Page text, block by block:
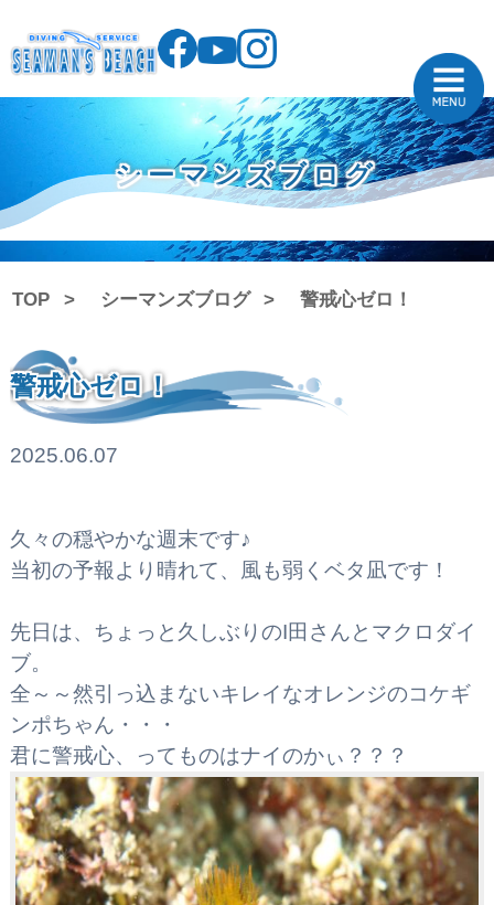
シーマンズブログ
TOP シーマンズブログ 警戒心ゼロ！
警戒心ゼロ！
2025.06.07
久々の穏やかな週末です♪
当初の予報より晴れて、風も弱くベタ凪です！
先日は、ちょっと久しぶりのI田さんとマクロダイ
ブ。
全～～然引っ込まないキレイなオレンジのコケギ
ンポちゃん・・・
君に警戒心、ってものはナイのかぃ？？？